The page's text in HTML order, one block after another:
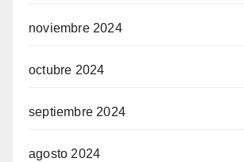
noviembre 2024
octubre 2024
septiembre 2024
agosto 2024